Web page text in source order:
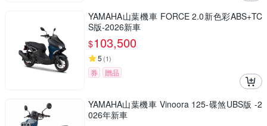
YAMAHA山葉機車 FORCE 2.0新色彩ABS+TC
S版-2026新車
$103,500
5 (1)
券 贈品
YAMAHA山葉機車 Vinoora 125-碟煞UBS版 -2
026年新車